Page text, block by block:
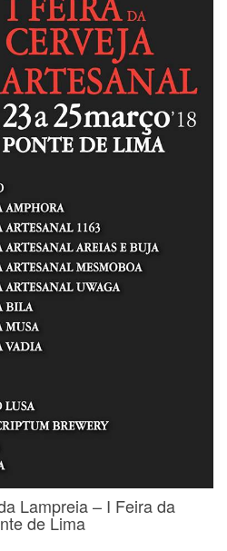
Lampreia – I Feira da
de Lima